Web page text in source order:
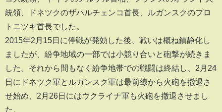
統領、ドネツクのザハルチェンコ首長、ルガンスクのプロ
トニツキ首長でした。
2015年2月15日に停戦が発効した後、戦いは概ね鎮静化し
ましたが、紛争地域の一部では小競り合いと砲撃が続きま
した。それから間もなく紛争地帯での戦闘は終結し、2月24
日にドネツク軍とルガンスク軍は最前線から火砲を撤退さ
せ始め、2月26日にはウクライナ軍も火砲を撤退させまし
た。